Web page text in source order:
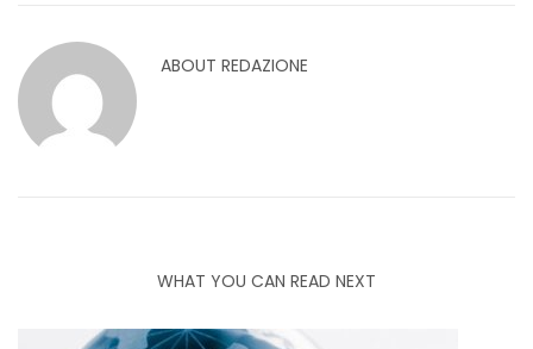
ABOUT REDAZIONE
WHAT YOU CAN READ NEXT